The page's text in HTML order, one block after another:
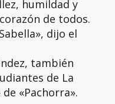
humildad y
de todos.
dijo el
también
de La
«Pachorra».